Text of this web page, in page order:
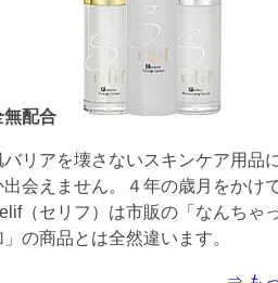
無配合
バリアを壊さないスキンケア用品
出会えません。４年の歳月をかけ
（セリフ）は市販の「なんちゃ
」の商品とは全然違います。